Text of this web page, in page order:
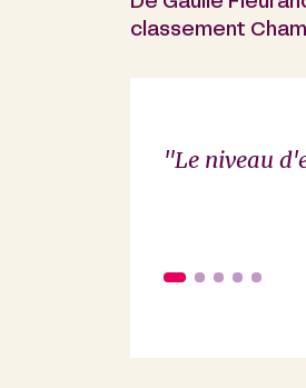
classement
"Le niveau